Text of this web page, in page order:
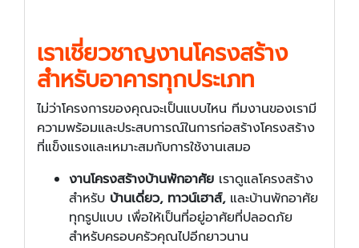
เราเชี่ยวชาญงานโครงสร้าง
สำหรับอาคารทุกประเภท
ไม่ว่าโครงการของคุณจะเป็นแบบไหน ทีมงานของเรามี
ความพร้อมและประสบการณ์ในการก่อสร้างโครงสร้าง
ที่แข็งแรงและเหมาะสมกับการใช้งานเสมอ
งานโครงสร้างบ้านพักอาศัย เราดูแลโครงสร้าง
สำหรับ บ้านเดี่ยว, ทาวน์เฮาส์,และบ้านพักอาศัย
ทุกรูปแบบ เพื่อให้เป็นที่อยู่อาศัยที่ปลอดภัย
สำหรับครอบครัวคุณไปอีกยาวนาน